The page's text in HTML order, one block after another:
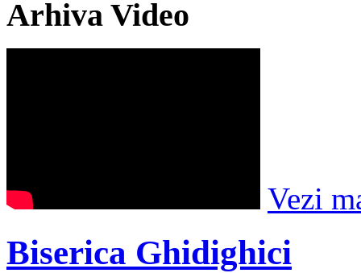
Arhiva Video
Vezi
Biserica Ghidighici